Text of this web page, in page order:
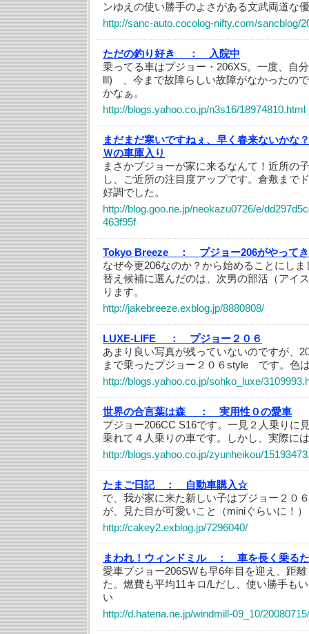
ンゆえの使い勝手のよさがある文武両道な
http://sanc-auto.cocolog-nifty.com/sancblog/
ただの釣り好き ：
入院中
乗ってる車はプジョー・206XS。一度、自
lll)ゞ、今まで故障らしい故障がなかったの
かなぁ。
http://blogs.yahoo.co.jp/n3s16/18974810.html
まだまだ寒いですねぇ、早く春来ないか
Ｗの車庫入り
まさかプジョーが家に来るなんて！近所の
し、ご近所の注目度アップです。倉敷まで
好調でした。
http://blog.goo.ne.jp/neokazu0726/e/
463f95f
Tokyo Breeze ：
プジョー206がやって
なぜ今更206なのか？から始めることにし
替え候補に選んだのは、次男の部活（アイ
ります。
http://jakebreeze.exblog.jp/8880808/
LUXE-LIFE ：
プジョー２０６
あまり良い写真が残っていないのですが、
まで乗ったプジョー２０６style です。色
http://blogs.yahoo.co.jp/sohko_luxe/
世界の合言葉は森 ：
実用性０の愛車
プジョー206CC S16です。一見２人乗りに
乗れて４人乗りの車です。しかし、実際に
http://blogs.yahoo.co.jp/zyunheikou/
たまご日記 ：
自動車購入☆
で、我が家に来た新しい子はプジョー２０
が、見た目が可愛いこと（miniぐらいに！）
http://cakey2.exblog.jp/7296040/
まわれ！ウィンドミル ：
車を長く乗る
愛車プジョー206SWも早6年目を迎え、距
た。燃費も平均11キロ/Lだし、使い勝手も
い
http://d.hatena.ne.jp/windmill-09_10/